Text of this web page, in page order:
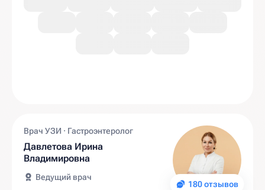
180 отзывов
Врач УЗИ · Гастроэнтеролог
Давлетова Ирина
Владимировна
Ведущий врач